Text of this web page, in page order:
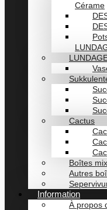
Cérame
Cactus
Boîtes
Autres
Information
À propos